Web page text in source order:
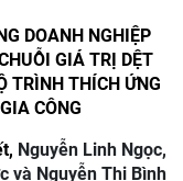
DOANH NGHIỆP
GIÁ TRỊ DỆT
TRÌNH THÍCH ỨNG
CÔNG
Nguyễn Linh Ngọc,
và Nguyễn Thị Bình